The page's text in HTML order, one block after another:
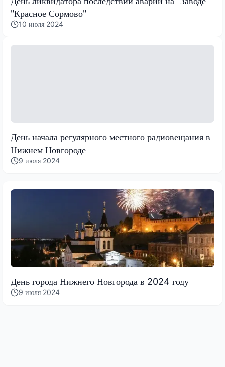
"Красное Сормово"
10 июля 2024
День начала регулярного местного радиовещания в
Нижнем Новгороде
9 июля 2024
День города Нижнего Новгорода в 2024 году
9 июля 2024